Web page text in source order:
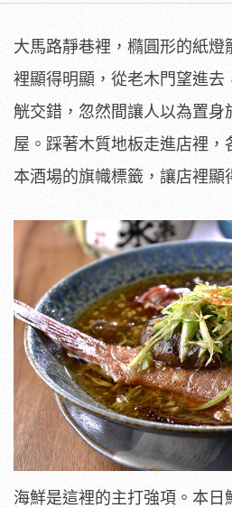
大馬路靜巷裡，橢圓形的紙燈
裡顯得明顯，從老木門望進去
觥交錯，忽然間讓人以為置身
屋。踩著木質地板走進店裡，
本酒場的旗幟標籤，讓店裡顯
海鮮是這裡的主打強項。本日